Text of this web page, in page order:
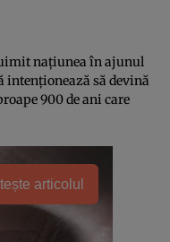
națiunea în ajunul
intenționează să devină
900 de ani care
articolul